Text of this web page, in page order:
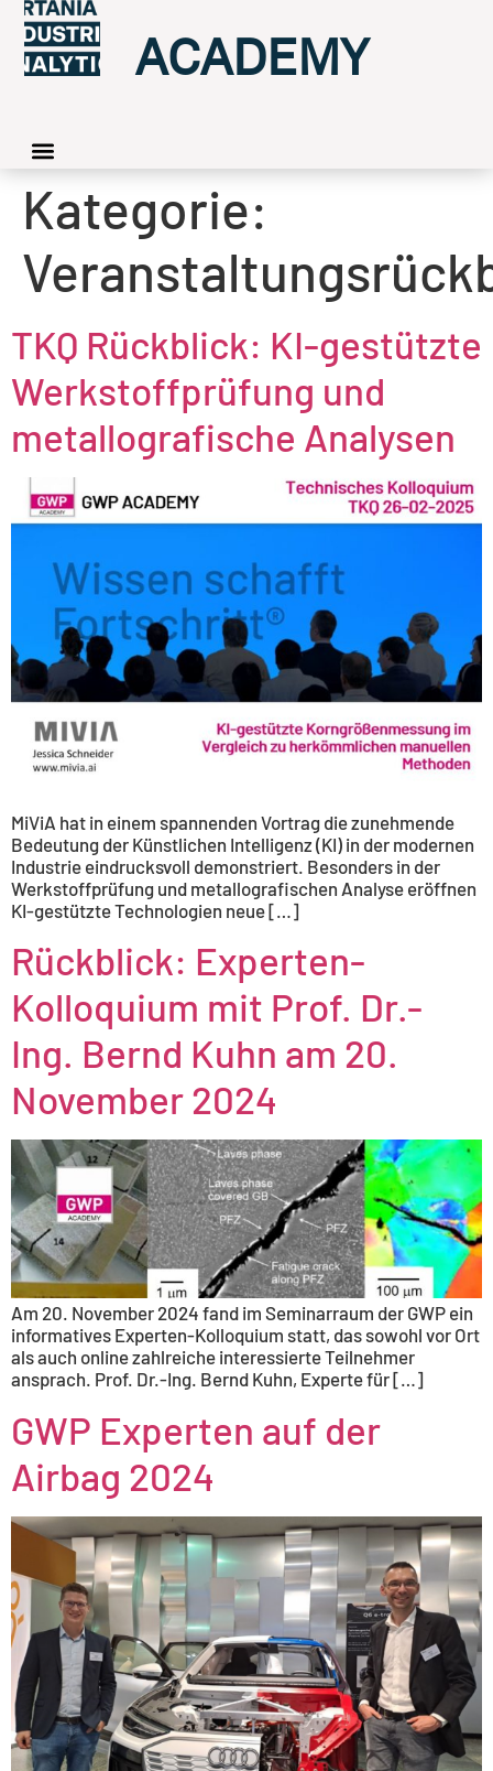
ACADEMY
Kategorie:
TKQ Rückblick: KI-gestützte
Werkstoffprüfung und
metallografische Analysen
MiViA hat in einem spannenden Vortrag die zunehmende
Bedeutung der Künstlichen Intelligenz (KI) in der modernen
Industrie eindrucksvoll demonstriert. Besonders in der
Werkstoffprüfung und metallografischen Analyse eröffnen
KI-gestützte Technologien neue […]
Rückblick: Experten-
Kolloquium mit Prof. Dr.-
Ing. Bernd Kuhn am 20.
November 2024
Am 20. November 2024 fand im Seminarraum der GWP ein
informatives Experten-Kolloquium statt, das sowohl vor Ort
als auch online zahlreiche interessierte Teilnehmer
ansprach. Prof. Dr.-Ing. Bernd Kuhn, Experte für […]
GWP Experten auf der
Airbag 2024